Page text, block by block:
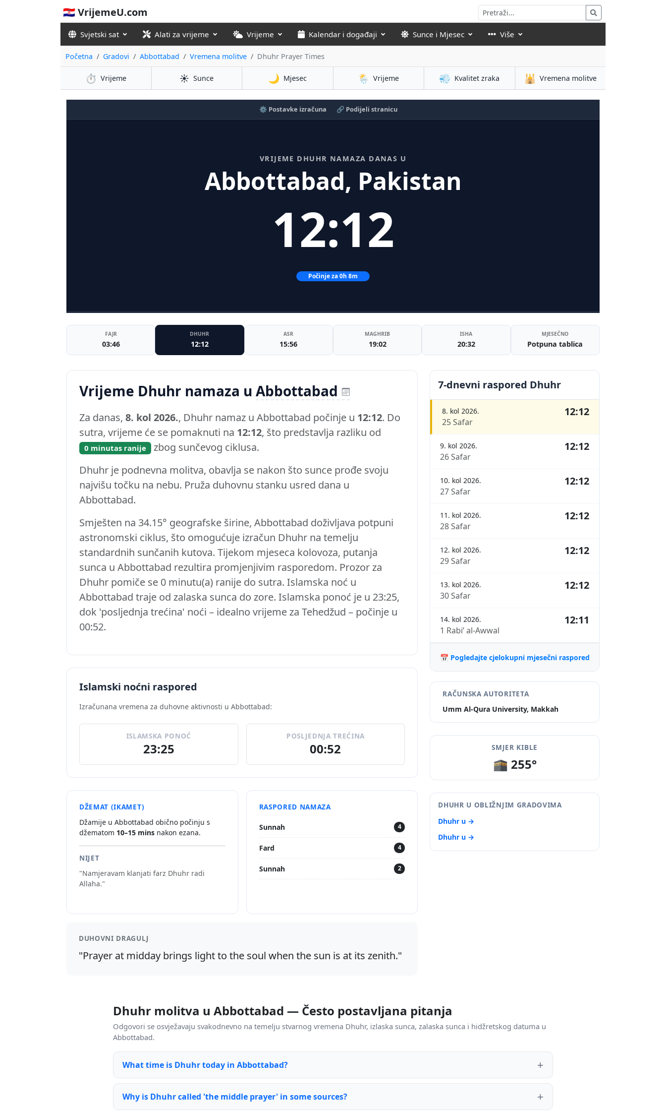
🇭🇷 VrijemeU.com
Svjetski sat Alati za vrijeme Vrijeme Kalendar i događaji Sunce i Mjesec Više
Početna Gradovi Abbottabad Vremena molitve Dhuhr Prayer Times
⏱️ Vrijeme ☀️ Sunce 🌙 Mjesec 🌦️ Vrijeme 💨 Kvalitet zraka 🕌 Vremena molitve
⚙️ Postavke izračuna 🔗 Podijeli stranicu
VRIJEME DHUHR NAMAZA DANAS U
Abbottabad, Pakistan
12:12
Počinje za 0h 8m
FAJR
03:46
DHUHR
12:12
ASR
15:56
MAGHRIB
19:02
ISHA
20:32
MJESEČNO
Potpuna tablica
Vrijeme Dhuhr namaza u Abbottabad
Za danas, 8. kol 2026., Dhuhr namaz u Abbottabad počinje u 12:12. Do
sutra, vrijeme će se pomaknuti na 12:12, što predstavlja razliku od
0 minutas ranije zbog sunčevog ciklusa.
Dhuhr je podnevna molitva, obavlja se nakon što sunce prođe svoju
najvišu točku na nebu. Pruža duhovnu stanku usred dana u
Abbottabad.
Smješten na 34.15° geografske širine, Abbottabad doživljava potpuni
astronomski ciklus, što omogućuje izračun Dhuhr na temelju
standardnih sunčanih kutova. Tijekom mjeseca kolovoza, putanja
sunca u Abbottabad rezultira promjenjivim rasporedom. Prozor za
Dhuhr pomiče se 0 minutu(a) ranije do sutra. Islamska noć u
Abbottabad traje od zalaska sunca do zore. Islamska ponoć je u 23:25,
dok 'posljednja trećina' noći – idealno vrijeme za Tehedžud – počinje u
00:52.
Islamski noćni raspored
Izračunana vremena za duhovne aktivnosti u Abbottabad:
ISLAMSKA PONOĆ
23:25
POSLJEDNJA TREĆINA
00:52
DŽEMAT (IKAMET)
Džamije u Abbottabad obično počinju s
džematom 10–15 mins nakon ezana.
NIJET
"Namjeravam klanjati farz Dhuhr radi
Allaha."
RASPORED NAMAZA
Sunnah 4
Fard 4
Sunnah 2
DUHOVNI DRAGULJ
"Prayer at midday brings light to the soul when the sun is at its zenith."
7-dnevni raspored Dhuhr
8. kol 2026.
25 Safar
12:12
9. kol 2026.
26 Safar
12:12
10. kol 2026.
27 Safar
12:12
11. kol 2026.
28 Safar
12:12
12. kol 2026.
29 Safar
12:12
13. kol 2026.
30 Safar
12:12
14. kol 2026.
1 Rabi’ al-Awwal
12:11
📅 Pogledajte cjelokupni mjesečni raspored
RAČUNSKA AUTORITETA
Umm Al-Qura University, Makkah
SMJER KIBLE
🕋 255°
DHUHR U OBLIŽNJIM GRADOVIMA
Dhuhr u →
Dhuhr u →
Dhuhr molitva u Abbottabad — Često postavljana pitanja
Odgovori se osvježavaju svakodnevno na temelju stvarnog vremena Dhuhr, izlaska sunca, zalaska sunca i hidžretskog datuma u
Abbottabad.
What time is Dhuhr today in Abbottabad?
Why is Dhuhr called 'the middle prayer' in some sources?